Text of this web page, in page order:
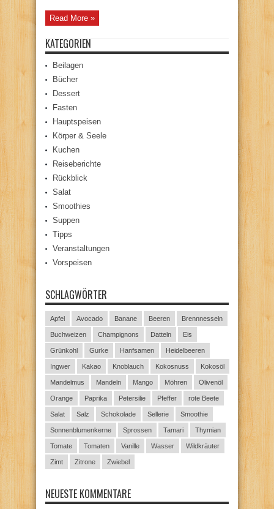
Read More »
KATEGORIEN
Beilagen
Bücher
Dessert
Fasten
Hauptspeisen
Körper & Seele
Kuchen
Reiseberichte
Rückblick
Salat
Smoothies
Suppen
Tipps
Veranstaltungen
Vorspeisen
SCHLAGWÖRTER
Apfel Avocado Banane Beeren Brennnesseln
Buchweizen Champignons Datteln Eis
Grünkohl Gurke Hanfsamen Heidelbeeren
Ingwer Kakao Knoblauch Kokosnuss Kokosöl
Mandelmus Mandeln Mango Möhren Olivenöl
Orange Paprika Petersilie Pfeffer rote Beete
Salat Salz Schokolade Sellerie Smoothie
Sonnenblumenkerne Sprossen Tamari Thymian
Tomate Tomaten Vanille Wasser Wildkräuter
Zimt Zitrone Zwiebel
NEUESTE KOMMENTARE